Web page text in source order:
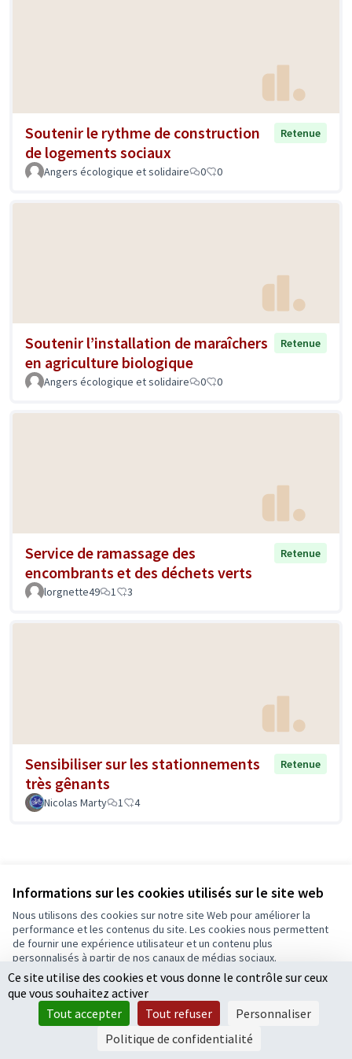
Informations sur les cookies utilisés sur le site web
Nous utilisons des cookies sur notre site Web pour améliorer la
performance et les contenus du site. Les cookies nous permettent
de fournir une expérience utilisateur et un contenu plus
personnalisés à partir de nos canaux de médias sociaux.
Tout accepter
Accepter seulement les cookies essentiels
Paramètres
Soutenir le rythme de construction
de logements sociaux
Retenue
Angers écologique et solidaire 0 0
Soutenir l’installation de maraîchers
en agriculture biologique
Retenue
Angers écologique et solidaire 0 0
Service de ramassage des
encombrants et des déchets verts
Retenue
lorgnette49 1 3
Sensibiliser sur les stationnements
très gênants
Retenue
Nicolas Marty 1 4
Résultats par page : 50
… 10
Voir toutes les propositions retirées
Conditions d'utilisation
Ce site utilise des cookies et vous donne le contrôle sur ceux
que vous souhaitez activer
Tout accepter
Tout refuser
Personnaliser
Politique de confidentialité